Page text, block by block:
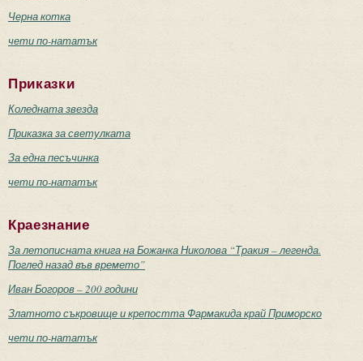
Черна котка
чети по-нататък
Приказки
Коледната звезда
Приказка за светулката
За една песъчинка
чети по-нататък
Краезнание
За летописната книга на Божанка Николова “Тракия – легенда.
Поглед назад във времето”
Иван Богоров – 200 години
Златното съкровище и крепостта Фармакида край Приморско
чети по-нататък